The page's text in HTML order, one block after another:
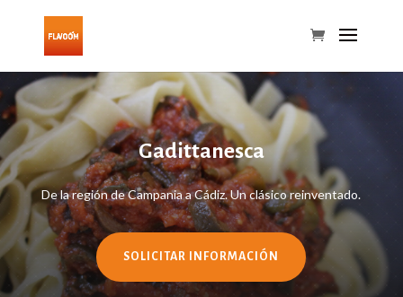
Gadittanesca
De la región de Campania a Cádiz. Un clásico reinventado.
SOLICITAR INFORMACIÓN